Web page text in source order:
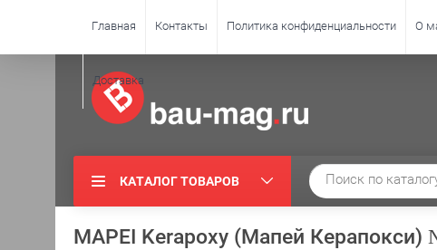
Главная Контакты Политика конфиденциальности О
Доставка
КАТАЛОГ ТОВАРОВ
MAPEI Kerapoxy (Мапей Керапокси)